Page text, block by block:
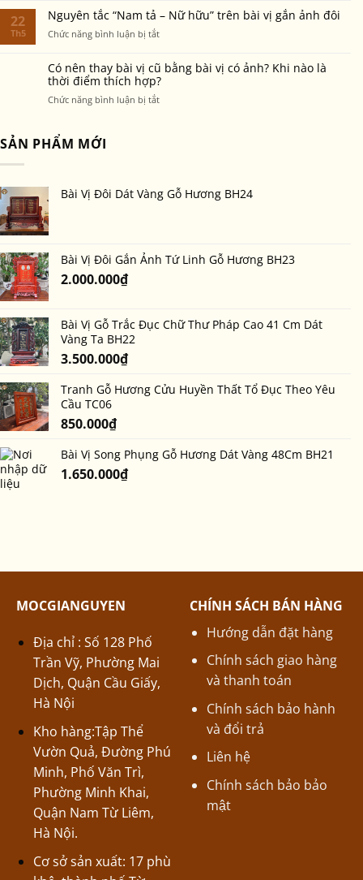
mộc
Đồng
trang
nghiêm
mọi
không
gian
thờ
nên
khung
ảnh
tiên
22
Th5
Nguyên tắc “Nam tả – Nữ hữu” trên bài vị gắn ảnh đôi
Chức năng bình luận bị tắtở
tắc
“Nam
tả
–
ảnh
Có nên thay bài vị cũ bằng bài vị có ảnh? Khi nào là
thời điểm thích hợp?
Chức năng bình luận bị tắtở
bằng
Khi
điểm
SẢN PHẨM MỚI
Bài Vị Đôi Dát Vàng Gỗ Hương BH24
Bài Vị Đôi Gắn Ảnh Tứ Linh Gỗ Hương BH23
2.000.000₫
Bài Vị Gỗ Trắc Đục Chữ Thư Pháp Cao 41 Cm Dát
Vàng Ta BH22
3.500.000₫
Tranh Gỗ Hương Cửu Huyền Thất Tổ Đục Theo Yêu
Cầu TC06
850.000₫
Bài Vị Song Phụng Gỗ Hương Dát Vàng 48Cm BH21
1.650.000₫
MOCGIANGUYEN
Địa chỉ : Số 128 Phố
Trần Vỹ, Phường Mai
Dịch, Quận Cầu Giấy,
Hà Nội
Kho hàng:Tập Thể
Vườn Quả, Đường Phú
Minh, Phố Văn Trì,
Phường Minh Khai,
Quận Nam Từ Liêm,
Hà Nội.
Cơ sở sản xuất: 17 phù
CHÍNH SÁCH BÁN HÀNG
Hướng dẫn đặt hàng
Chính sách giao hàng
và thanh toán
Chính sách bảo hành
và đổi trả
Liên hệ
Chính sách bảo bảo
mật